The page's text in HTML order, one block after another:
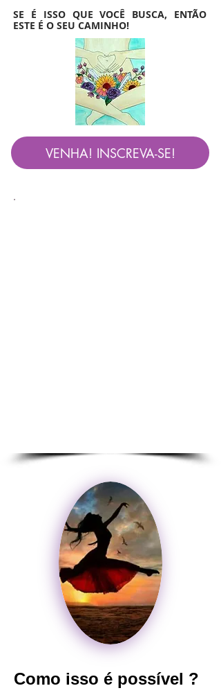
SE É ISSO QUE VOCÊ BUSCA, ENTÃO
ESTE É O SEU CAMINHO!
VENHA! INSCREVA-SE!
Como isso é possível ?